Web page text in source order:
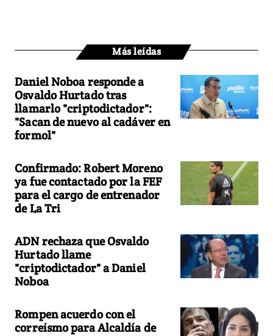
Más leídas
Daniel Noboa responde a
Osvaldo Hurtado tras
llamarlo "criptodictador":
"Sacan de nuevo al cadáver en
formol"
Confirmado: Robert Moreno
ya fue contactado por la FEF
para el cargo de entrenador
de La Tri
ADN rechaza que Osvaldo
Hurtado llame
"criptodictador" a Daniel
Noboa
Rompen acuerdo con el
correísmo para Alcaldía de